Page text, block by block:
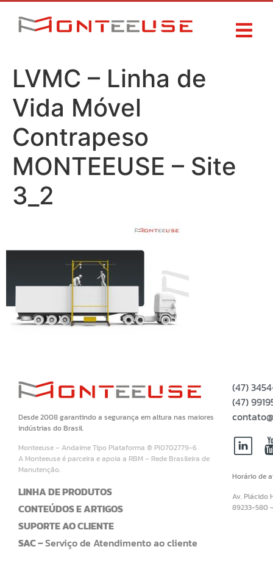
LVMC – Linha de
Vida Móvel
Contrapeso
MONTEEUSE – Site
3_2
Desde 2008 garantindo a segurança em altura nas maiores
indústrias do Brasil.
Monteeuse – Andaime Tipo Plataforma ® PI0702779-6
A Monteeuse é parceira e apoia a RBM – Rede Brasileira de
Manutenção.
LINHA DE PRODUTOS
CONTEÚDOS E ARTIGOS
SUPORTE AO CLIENTE
SAC –Serviço de Atendimento ao cliente
(47)
(47)
Horário de
Av. Plácido
89233-580